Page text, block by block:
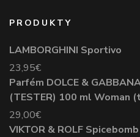
PRODUKTY
LAMBORGHINI Sportivo
23,95€
Parfém DOLCE &
(TESTER) 100 ml Woman
29,00€
VIKTOR & ROLF